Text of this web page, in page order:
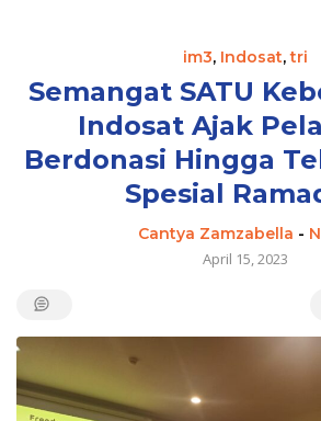
im3, Indosat,tri
Semangat SATU
Indosat Ajak
Berdonasi Hingga
Spesial
Cantya Zamzabella -
April 15, 2023